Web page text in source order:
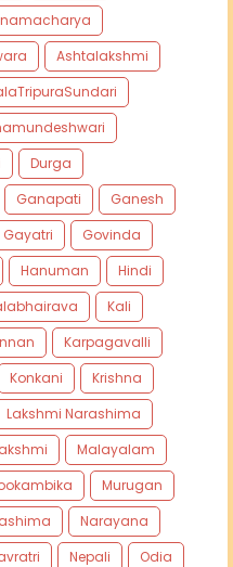
Ashtalakshmi
Durga
Ganapati
Ganesh
Gayatri
Govinda
Hanuman
Hindi
Kali
Karpagavalli
Konkani
Krishna
Lakshmi Narashima
Malayalam
Murugan
Narayana
Nepali
Odia